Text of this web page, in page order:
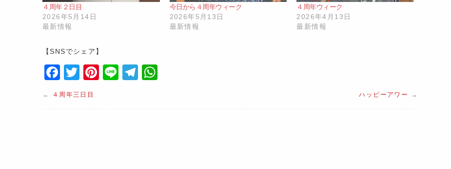
４周年２日目
2026年5月14日
最新情報
今日から４周年ウィーク
2026年5月13日
最新情報
４周年ウィーク
2026年4月13日
最新情報
【SNSでシェア】
F
a
c
T
w
itt
Pi Li T
← ４周年三日目 ハッピーアワー →